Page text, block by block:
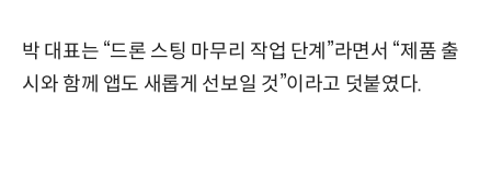
박 대표는 “드론 스팅 마무리 작업 단계”라면서 “제품 출
시와 함께 앱도 새롭게 선보일 것”이라고 덧붙였다.